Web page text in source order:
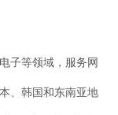
子等领域，服务网
、韩国和东南亚地